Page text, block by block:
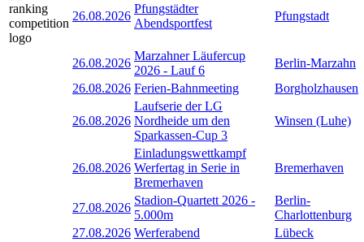
26.08.2026
Pfungstädter
Abendsportfest
Pfungstadt
26.08.2026
Marzahner Läufercup
2026 - Lauf 6
Berlin-Marzahn
26.08.2026 Ferien-Bahnmeeting Borgholzhausen
26.08.2026
Laufserie der LG
Nordheide um den
Sparkassen-Cup 3
Winsen (Luhe)
26.08.2026
Einladungswettkampf
Werfertag in Serie in
Bremerhaven
Bremerhaven
27.08.2026
Stadion-Quartett 2026 -
5.000m
Berlin-
Charlottenburg
27.08.2026 Werferabend
Lübeck